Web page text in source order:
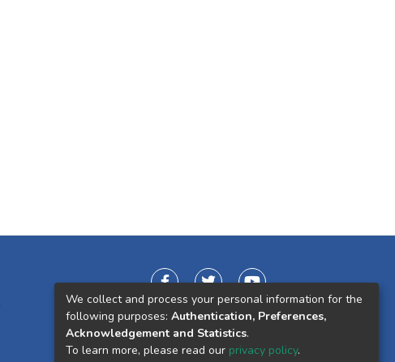
We collect and process your personal information for the
following purposes: Authentication, Preferences,
Acknowledgement and Statistics.
To learn more, please read our privacy policy.